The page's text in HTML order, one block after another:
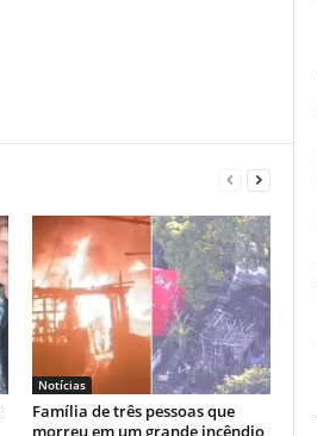
Notícias
Família de três pessoas que
morreu em um grande incêndio